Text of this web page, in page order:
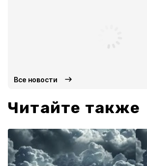
Все новости
Читайте также